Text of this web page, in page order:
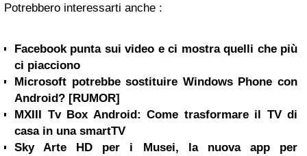
Potrebbero interessarti anche :
Facebook punta sui video e ci mostra quelli che più
ci piacciono
Microsoft potrebbe sostituire Windows Phone con
Android? [RUMOR]
MXIII Tv Box Android: Come trasformare il TV di
casa in una smartTV
Sky Arte HD per i Musei, la nuova app per